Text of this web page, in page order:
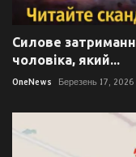
Силове
чоловіка, який...
OneNews Березень 17, 2026